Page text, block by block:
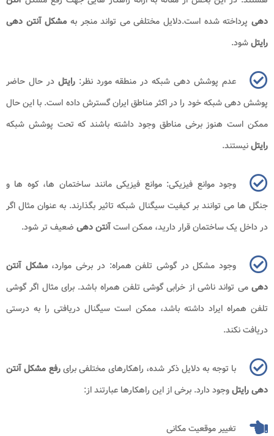
دهی پرداخته شده است.دلایل مختلفی می تواند منجر به مشکل آنتن دهی
رایتلشود.
عدم پوشش دهی شبکه در منطقه مورد نظر:رایتلدر حال حاضر
پوشش دهی شبکه خود را در اکثر مناطق ایران گسترش داده است. با این حال
ممکن است هنوز برخی مناطق وجود داشته باشند که تحت پوشش شبکه
رایتلنیستند.
وجود موانع فیزیکی: موانع فیزیکی مانند ساختمان ها، کوه ها و
جنگل ها می توانند بر کیفیت سیگنال شبکه تاثیر بگذارند. به عنوان مثال اگر
در داخل یک ساختمان قرار دارید، ممکن استآنتن دهی ضعیف تر شود.
وجود مشکل در گوشی تلفن همراه: در برخی موارد،مشکل آنتن
دهی می تواند ناشی از خرابی گوشی تلفن همراه باشد. برای مثال اگر گوشی
تلفن همراه ایراد داشته باشد، ممکن است سیگنال دریافتی را به درستی
دریافت نکند.
با توجه به دلایل ذکر شده، راهکارهای مختلفی برایرفع مشکل آنتن
دهیرایتلوجود دارد. برخی از این راهکارها عبارتند از:
تغییر موقعیت مکانی